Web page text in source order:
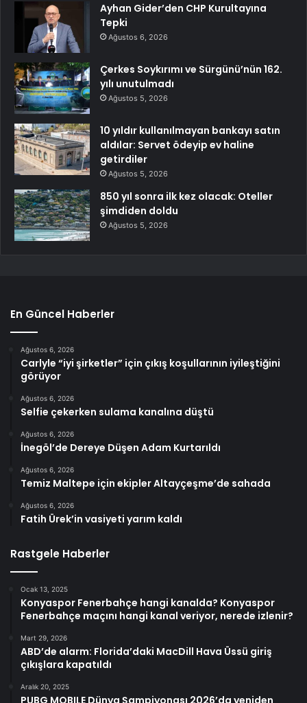
Ayhan Gider’den CHP Kurultayına
Tepki
Ağustos 6, 2026
Çerkes Soykırımı ve Sürgünü’nün 162.
yılı unutulmadı
Ağustos 5, 2026
10 yıldır kullanılmayan bankayı satın
aldılar: Servet ödeyip ev haline
getirdiler
Ağustos 5, 2026
850 yıl sonra ilk kez olacak: Oteller
şimdiden doldu
Ağustos 5, 2026
En Güncel Haberler
Ağustos 6, 2026
Carlyle “iyi şirketler” için çıkış koşullarının iyileştiğini
görüyor
Ağustos 6, 2026
Selfie çekerken sulama kanalına düştü
Ağustos 6, 2026
İnegöl’de Dereye Düşen Adam Kurtarıldı
Ağustos 6, 2026
Temiz Maltepe için ekipler Altayçeşme’de sahada
Ağustos 6, 2026
Fatih Ürek’in vasiyeti yarım kaldı
Rastgele Haberler
Ocak 13, 2025
Konyaspor Fenerbahçe hangi kanalda? Konyaspor
Fenerbahçe maçını hangi kanal veriyor, nerede izlenir?
Mart 29, 2026
ABD’de alarm: Florida’daki MacDill Hava Üssü giriş
çıkışlara kapatıldı
Aralık 20, 2025
PUBG MOBILE Dünya Şampiyonası 2026’da yeniden